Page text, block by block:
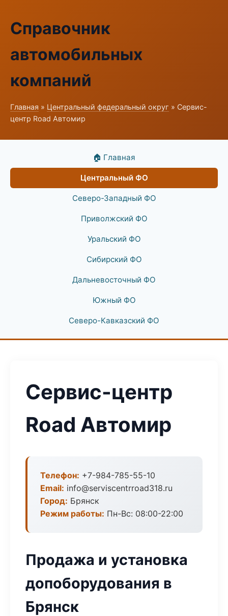
Справочник
автомобильных
компаний
Главная » Центральный федеральный округ » Сервис-
центр Road Автомир
🏠 Главная
Центральный ФО
Северо-Западный ФО
Приволжский ФО
Уральский ФО
Сибирский ФО
Дальневосточный ФО
Южный ФО
Северо-Кавказский ФО
Сервис-центр
Road Автомир
Телефон: +7-984-785-55-10
Email: info@serviscentrroad318.ru
Город: Брянск
Режим работы: Пн-Вс: 08:00-22:00
Продажа и установка
допоборудования в
Брянск